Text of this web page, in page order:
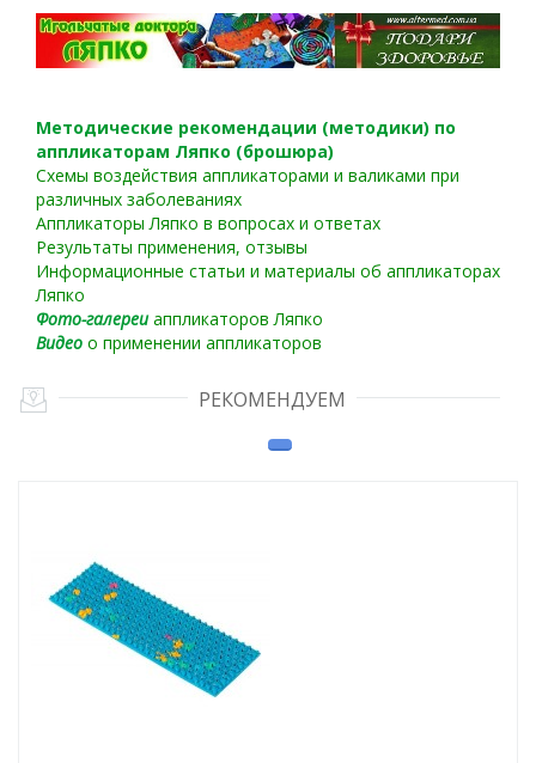
Методические рекомендации (методики) по
аппликаторам Ляпко (брошюра)
Схемы воздействия аппликаторами и валиками при
различных заболеваниях
Аппликаторы Ляпко в вопросах и ответах
Результаты применения, отзывы
Информационные статьи и материалы об аппликаторах
Ляпко
Фото-галереиаппликаторов Ляпко
Видео о применении аппликаторов
РЕКОМЕНДУЕМ